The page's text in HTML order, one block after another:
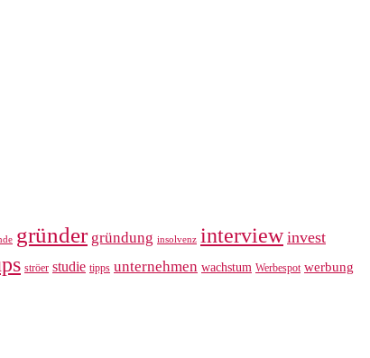
gründer gründung insolvenz interview invest
ströer studie tipps unternehmen wachstum Werbespot werbung